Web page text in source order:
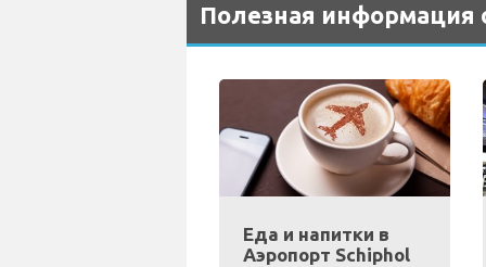
Полезная информация
Еда и напитки в
Аэропорт Schiphol